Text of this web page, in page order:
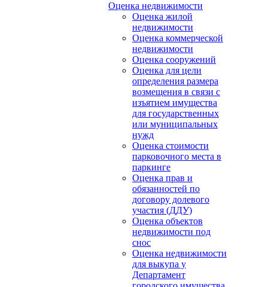
Оценка недвижимости
Оценка жилой
недвижимости
Оценка коммерческой
недвижимости
Оценка сооружений
Оценка для цели
определения размера
возмещения в связи с
изъятием имущества
для государственных
или муниципальных
нужд
Оценка стоимости
парковочного места в
паркинге
Оценка прав и
обязанностей по
договору долевого
участия (ДДУ)
Оценка объектов
недвижимости под
снос
Оценка недвижимости
для выкупа у
Департамент